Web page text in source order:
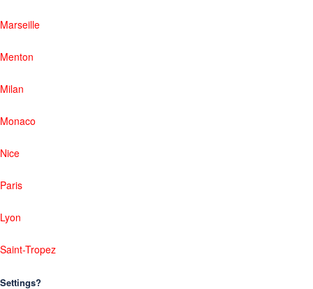
Marseille
Menton
Milan
Monaco
Nice
Paris
Lyon
Saint-Tropez
Settings?